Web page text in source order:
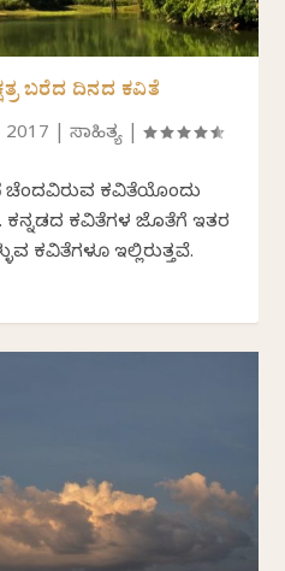
ಬರೆದ ದಿನದ ಕವಿತೆ
2017 |ಸಾಹಿತ್ಯ |
ಚೆಂದವಿರುವ ಕವಿತೆಯೊಂದು
ಕನ್ನಡದ ಕವಿತೆಗಳ ಜೊತೆಗೆ ಇತರ
ಕವಿತೆಗಳೂ ಇಲ್ಲಿರುತ್ತವೆ.